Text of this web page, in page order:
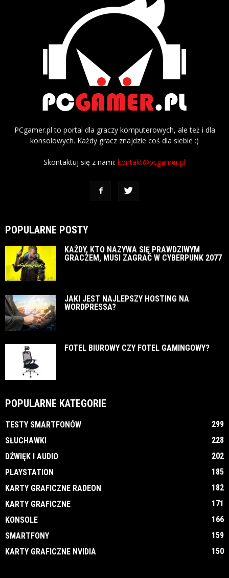
PCgamer.pl to portal dla graczy komputerowych, ale też i dla
konsolowych. Każdy gracz znajdzie coś dla siebie :)
Skontaktuj się z nami: kontakt@pcgamer.pl
POPULARNE POSTY
KAŻDY, KTO NAZYWA SIĘ PRAWDZIWYM
GRACZEM, MUSI ZAGRAĆ W CYBERPUNK 2077
JAKI JEST NAJLEPSZY HOSTING NA
WORDPRESSA?
FOTEL BIUROWY CZY FOTEL GAMINGOWY?
POPULARNE KATEGORIE
TESTY SMARTFONÓW
299
SŁUCHAWKI
228
DŹWIĘK I AUDIO
202
PLAYSTATION
185
KARTY GRAFICZNE RADEON
182
KARTY GRAFICZNE
171
KONSOLE
166
SMARTFONY
159
KARTY GRAFICZNE NVIDIA
150